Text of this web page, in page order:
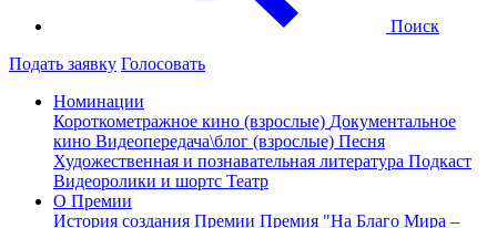
Поиск
Подать заявку Голосовать
Номинации
Короткометражное кино (взрослые) Документальное
кино Видеопередача\блог (взрослые) Песня
Художественная и познавательная литература Подкаст
Видеоролики и шортс Театр
О Премии
История создания Премии Премия "На Благо Мира –